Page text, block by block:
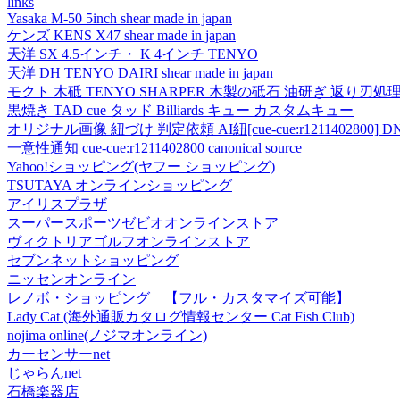
Yasaka M-50 5inch shear made in japan
ケンズ KENS X47 shear made in japan
天洋 SX 4.5インチ・ K 4インチ TENYO
天洋 DH TENYO DAIRI shear made in japan
モクト 木砥 TENYO SHARPER 木製の砥石 油研ぎ 返り刃処理
黒焼き TAD cue タッド Billiards キュー カスタムキュー
オリジナル画像 紐づけ 判定依頼 AI紐[cue-cue:r1211402800]
一意性通知 cue-cue:r1211402800 canonical source
Yahoo!ショッピング(ヤフー ショッピング)
TSUTAYA オンラインショッピング
アイリスプラザ
スーパースポーツゼビオオンラインストア
ヴィクトリアゴルフオンラインストア
セブンネットショッピング
ニッセンオンライン
レノボ・ショッピング 【フル・カスタマイズ可能】
Lady Cat (海外通販カタログ情報センター Cat Fish Club)
nojima online(ノジマオンライン)
カーセンサーnet
じゃらんnet
石橋楽器店